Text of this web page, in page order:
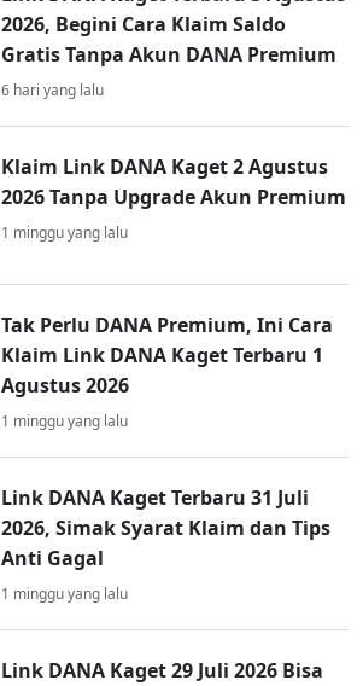
2026, Begini Cara Klaim Saldo
Gratis Tanpa Akun DANA Premium
6 hari yang lalu
Klaim Link DANA Kaget 2 Agustus
2026 Tanpa Upgrade Akun Premium
1 minggu yang lalu
Tak Perlu DANA Premium, Ini Cara
Klaim Link DANA Kaget Terbaru 1
Agustus 2026
1 minggu yang lalu
Link DANA Kaget Terbaru 31 Juli
2026, Simak Syarat Klaim dan Tips
Anti Gagal
1 minggu yang lalu
Link DANA Kaget 29 Juli 2026 Bisa